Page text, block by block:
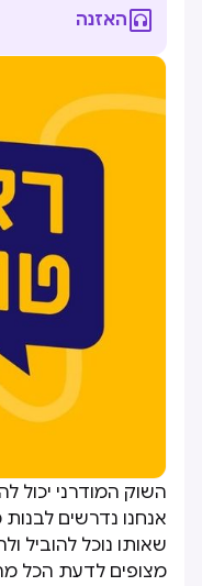
האזנה
השוק המודרני יכול
אנחנו נדרשים
שאותו נוכל להוביל
מצופים לדעת הכל